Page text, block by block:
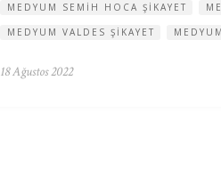
MEDYUM SEMIH HOCA ŞIKAYET
MEDYUM VALDES ŞIKAYET
18 Ağustos 2022